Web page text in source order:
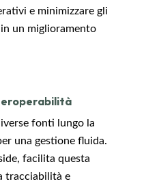
e minimizzare gli
un miglioramento
fonti lungo la
una gestione fluida.
facilita questa
tracciabilità e